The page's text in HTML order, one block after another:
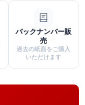
バックナンバー販
売
過去の紙面をご購入
いただけます